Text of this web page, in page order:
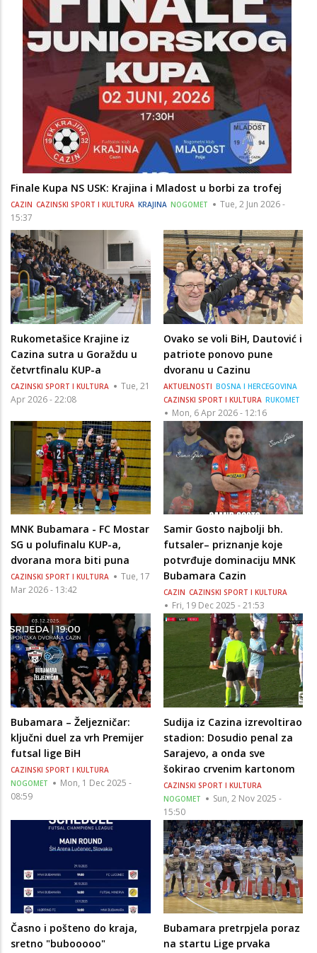
Finale Kupa NS USK: Krajina i Mladost u borbi za trofej
CAZIN CAZINSKI SPORT I KULTURA KRAJINA NOGOMET
Tue, 2 Jun 2026 -
15:37
Rukometašice Krajine iz
Cazina sutra u Goraždu u
četvrtfinalu KUP-a
CAZINSKI SPORT I KULTURA
Tue, 21
Apr 2026 - 22:08
Ovako se voli BiH, Dautović i
patriote ponovo pune
dvoranu u Cazinu
AKTUELNOSTI BOSNA I HERCEGOVINA
CAZINSKI SPORT I KULTURA RUKOMET
Mon, 6 Apr 2026 - 12:16
MNK Bubamara - FC Mostar
SG u polufinalu KUP-a,
dvorana mora biti puna
CAZINSKI SPORT I KULTURA
Tue, 17
Mar 2026 - 13:42
Samir Gosto najbolji bh.
futsaler– priznanje koje
potvrđuje dominaciju MNK
Bubamara Cazin
CAZIN CAZINSKI SPORT I KULTURA
Fri, 19 Dec 2025 - 21:53
Bubamara – Željezničar:
ključni duel za vrh Premijer
futsal lige BiH
CAZINSKI SPORT I KULTURA
NOGOMET
Mon, 1 Dec 2025 -
08:59
Sudija iz Cazina izrevoltirao
stadion: Dosudio penal za
Sarajevo, a onda sve
šokirao crvenim kartonom
CAZINSKI SPORT I KULTURA
NOGOMET
Sun, 2 Nov 2025 -
15:50
Časno i pošteno do kraja,
sretno "bubooooo"
Bubamara pretrpjela poraz
na startu Lige prvaka